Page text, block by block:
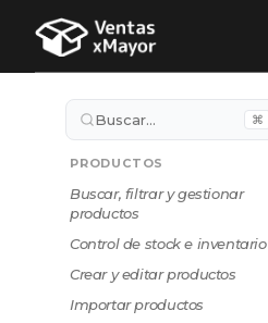
Buscar… ⌘
PRODUCTOS
Buscar, filtrar y gestionar
productos
Control de stock e inventario
Crear y editar productos
Importar productos